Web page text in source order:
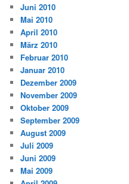
Juni 2010
Mai 2010
April 2010
März 2010
Februar 2010
Januar 2010
Dezember 2009
November 2009
Oktober 2009
September 2009
August 2009
Juli 2009
Juni 2009
Mai 2009